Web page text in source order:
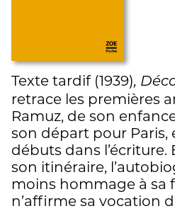
Texte tardif (1939),
retrace les premières
Ramuz, de son
son départ pour Paris,
débuts dans l’écriture.
son itinéraire,
moins hommage à sa
n’affirme sa vocation